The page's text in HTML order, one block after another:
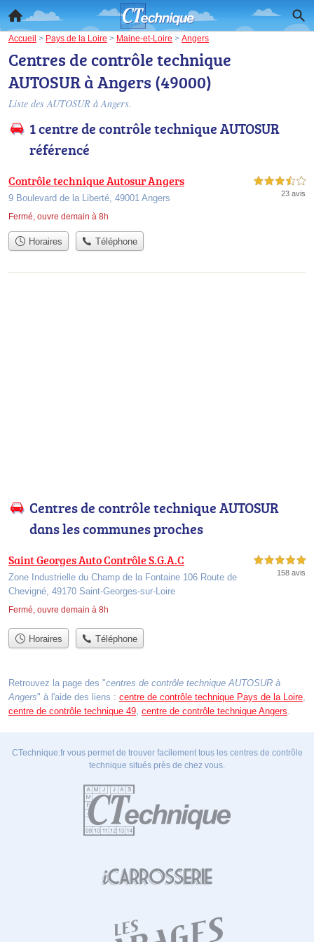
Accueil > Pays de la Loire > Maine-et-Loire > Angers
Centres de contrôle technique
AUTOSUR à Angers (49000)
Liste des AUTOSUR à Angers.
1 centre de contrôle technique AUTOSUR
référencé
Contrôle technique Autosur Angers
9 Boulevard de la Liberté, 49001 Angers
Fermé, ouvre demain à 8h
3,5 étoiles sur 5
23 avis
Horaires Téléphone
Centres de contrôle technique AUTOSUR
dans les communes proches
Saint Georges Auto Contrôle S.G.A.C
Zone Industrielle du Champ de la Fontaine 106 Route de
Chevigné, 49170 Saint-Georges-sur-Loire
Fermé, ouvre demain à 8h
5,0 étoiles sur 5
158 avis
Horaires Téléphone
Retrouvez la page des "centres de contrôle technique AUTOSUR à
Angers" à l'aide des liens : centre de contrôle technique Pays de la Loire
centre de contrôle technique 49 centre de contrôle technique Angers
CTechnique.fr vous permet de trouver facilement tous les centres de contrôle
technique situés près de chez vous.